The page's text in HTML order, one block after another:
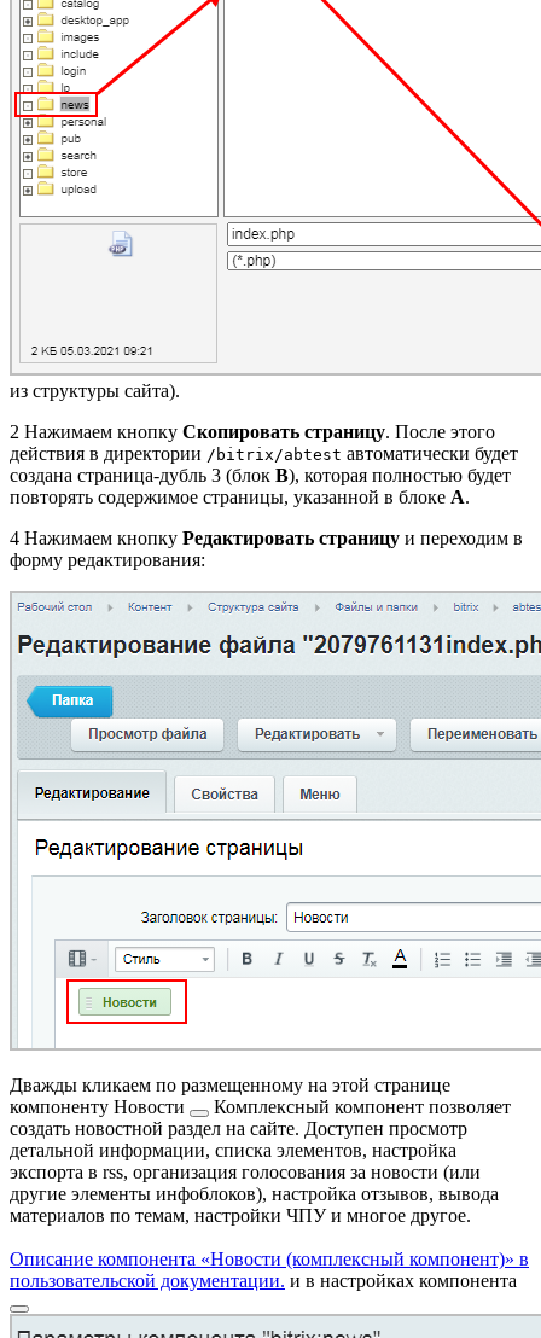
из структуры сайта).
2 Нажимаем кнопку Скопировать страницу. После этого
действия в директории /bitrix/abtest автоматически будет
создана страница-дубль 3 (блок B), которая полностью будет
повторять содержимое страницы, указанной в блоке A.
4 Нажимаем кнопку Редактировать страницу и переходим в
форму редактирования:
Дважды кликаем по размещенному на этой странице
компоненту Новости
Комплексный компонент позволяет
создать новостной раздел на сайте. Доступен просмотр
детальной информации, списка элементов, настройка
экспорта в rss, организация голосования за новости (или
другие элементы инфоблоков), настройка отзывов, вывода
материалов по темам, настройки ЧПУ и многое другое.
Описание компонента «Новости (комплексный компонент)» в
пользовательской документации. и в настройках компонента